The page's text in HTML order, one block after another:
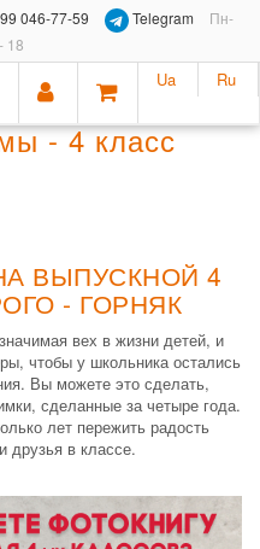
046-77-59 Telegram
Пн-
18
Ua Ru
- 4 класс
ВЫПУСКНОЙ 4
- ГОРНЯК
вех в жизни детей, и
чтобы у школьника остались
Вы можете это сделать,
сделанные за четыре года.
лет пережить радость
друзья в классе.